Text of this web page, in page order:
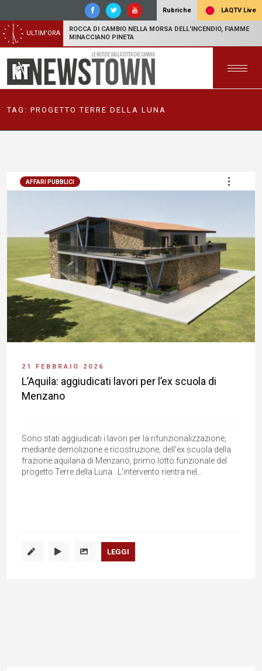
Rubriche LAQTV Live
ULTIM'ORA
ROCCA DI CAMBIO NELLA MORSA DELL'INCENDIO, FIAMME
MINACCIANO PINETA
TAG: PROGETTO TERRE DELLA LUNA
AFFARI PUBBLICI
21 FEBBRAIO 2026
L’Aquila: aggiudicati lavori per l’ex scuola di
Menzano
Sono stati aggiudicati i lavori per la rifunzionalizzazione,
mediante demolizione e ricostruzione, dell'ex scuola della
frazione aquilana di Menzano, primo lotto funzionale del
progetto Terre della Luna . L'intervento rientra nel...
LEGGI